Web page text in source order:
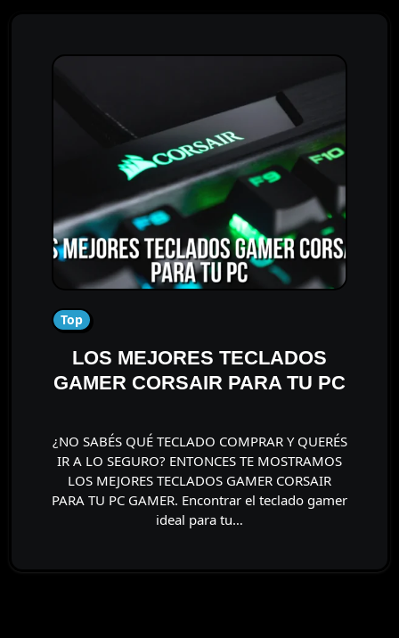
Top
LOS MEJORES TECLADOS
GAMER CORSAIR PARA TU PC
¿NO SABÉS QUÉ TECLADO COMPRAR Y QUERÉS
IR A LO SEGURO? ENTONCES TE MOSTRAMOS
LOS MEJORES TECLADOS GAMER CORSAIR
PARA TU PC GAMER. Encontrar el teclado gamer
ideal para tu…